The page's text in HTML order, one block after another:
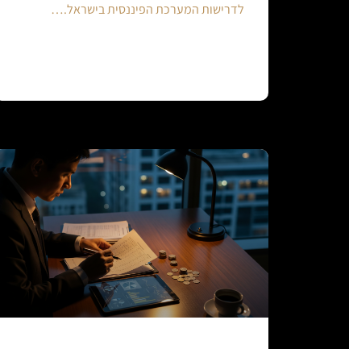
לדרישות המערכת הפיננסית בישראל.…